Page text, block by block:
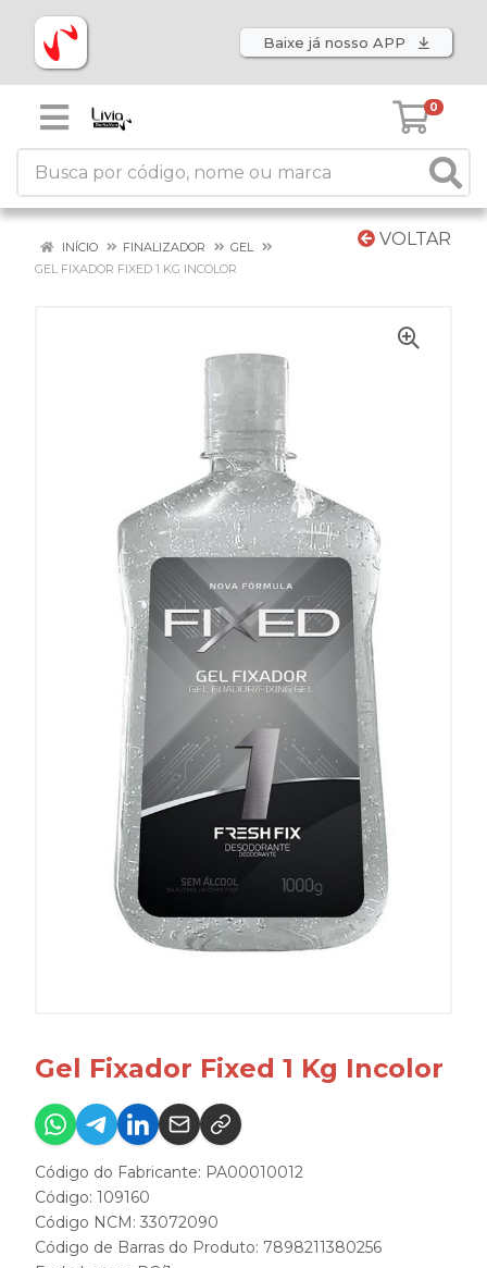
Baixe já nosso APP
0
VOLTAR
INÍCIO FINALIZADOR
GEL
GEL FIXADOR FIXED 1 KG INCOLOR
Gel Fixador Fixed 1 Kg Incolor
Código do Fabricante: PA00010012
Código: 109160
Código NCM: 33072090
Código de Barras do Produto: 7898211380256